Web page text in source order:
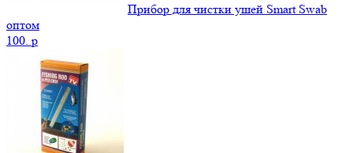
Прибор для чистки ушей Smart Swab
оптом
100. p